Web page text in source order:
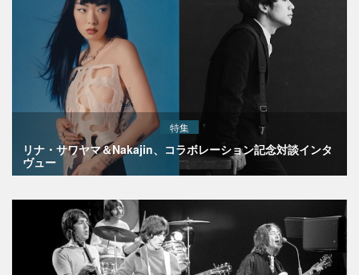
特集
リナ・サワヤマ＆Nakajin、コラボレーション記念対談インタ
ヴュー